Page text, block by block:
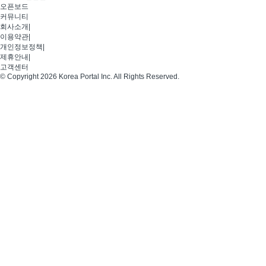
오픈보드
커뮤니티
회사소개
이용약관
개인정보정책
제휴안내
고객센터
© Copyright 2026 Korea Portal Inc. All Rights Reserved.